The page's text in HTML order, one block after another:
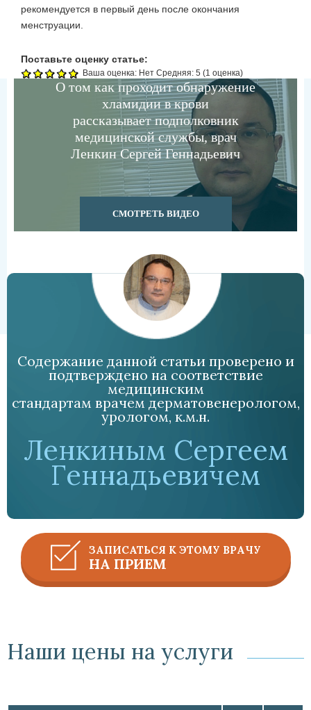
рекомендуется в первый день после окончания
менструации.
Поставьте оценку статье:
Ваша оценка: Нет Средняя: 5 (1 оценка)
О том как проходит обнаружение
хламидии в крови
рассказывает подполковник
медицинской службы, врач
Ленкин Сергей Геннадьевич
СМОТРЕТЬ ВИДЕО
Содержание данной статьи проверено и
подтверждено на соответствие
медицинским
стандартам врачем дерматовенерологом,
урологом, к.м.н.
Ленкиным Сергеем
Геннадьевичем
ЗАПИСАТЬСЯ К ЭТОМУ ВРАЧУ
НА ПРИЕМ
Наши цены на услуги